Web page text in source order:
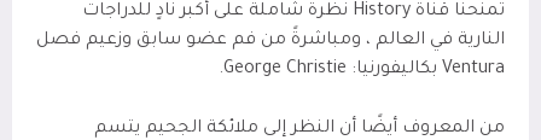
تمنحنا قناة History نظرة شاملة على أكبر نادٍ للدراجات
النارية في العالم ، ومباشرةً من فم عضو سابق وزعيم فصل
Ventura بكاليفورنيا: George Christie.
من المعروف أيضًا أن النظر إلى ملائكة الجحيم يتسم